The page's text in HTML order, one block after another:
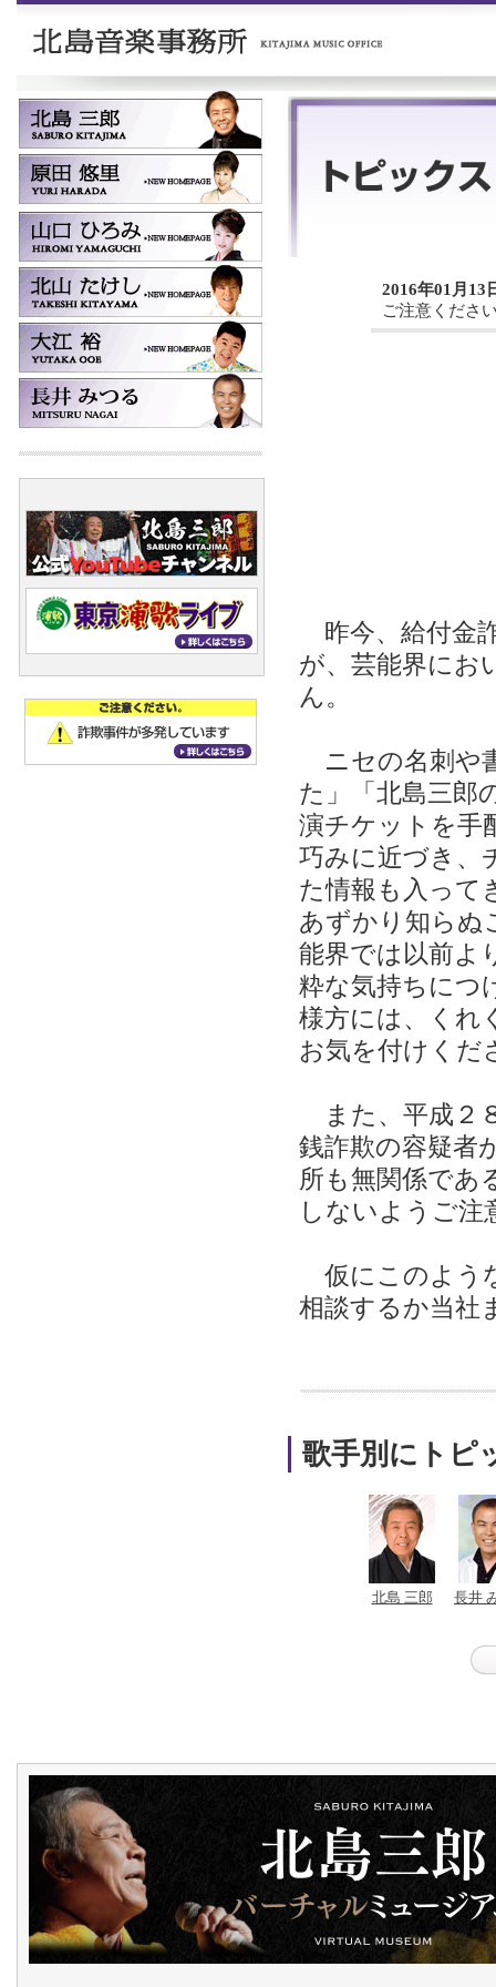
2016年01月13
ご注意くださ
昨今、給付金
が、芸能界にお
ん。
ニセの名刺や
た」「北島三郎
演チケットを手
巧みに近づき、
た情報も入って
あずかり知らぬ
能界では以前よ
粋な気持ちにつ
様方には、くれ
お気を付けくだ
また、平成２
銭詐欺の容疑者
所も無関係であ
しないようご注
仮にこのよう
相談するか当社
歌手別にトピ
北島 三郎 長井